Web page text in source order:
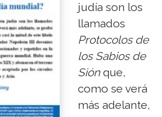
judía son los
llamados
Protocolos de
los Sabios de
Siónque,
como se verá
más adelante,